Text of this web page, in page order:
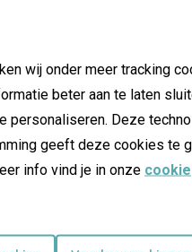
wij onder meer tracking
beter aan te laten
personaliseren. Deze
geeft deze cookies te
info vind je in onze cookie